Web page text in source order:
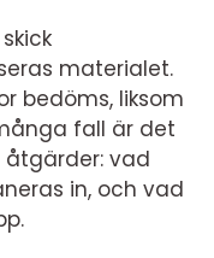
materialet.
bedöms, liksom
fall är det
vad
in, och vad